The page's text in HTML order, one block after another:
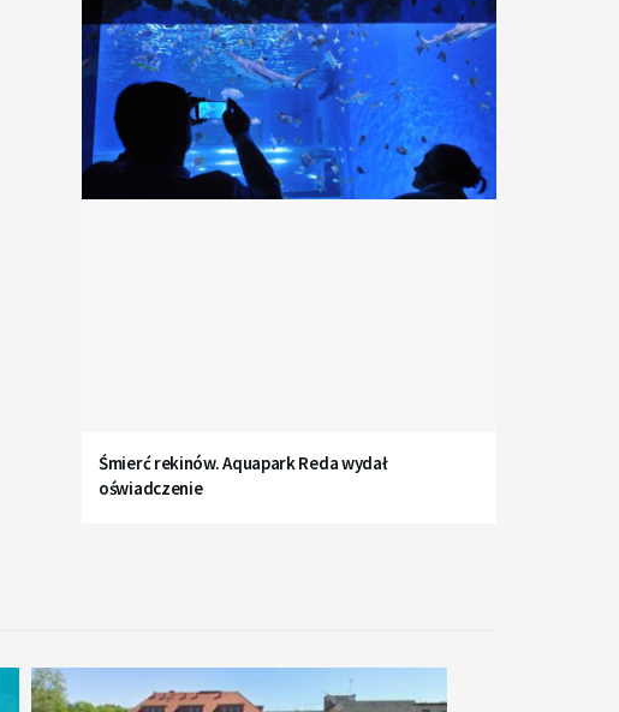
Śmierć rekinów. Aquapark Reda wydał
oświadczenie